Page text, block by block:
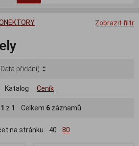
Zobrazit filtr
přidání)
Katalog Ceník
1 z 1 Celkem 6 záznamů
na stránku 40 80